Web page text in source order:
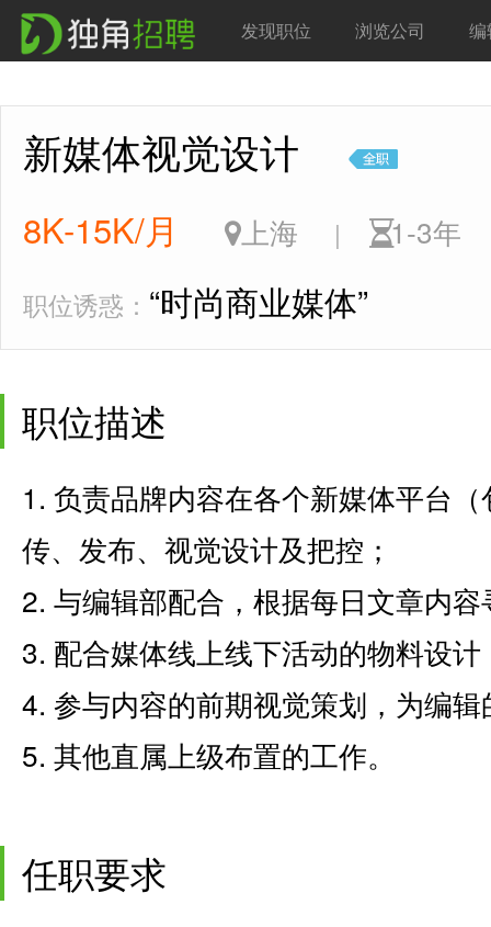
发现职位 浏览公司 编
新媒体视觉设计
8K-15K/月 上海 | 1-3
职位诱惑： “时尚商业媒体”
职位描述
1. 负责品牌内容在各个新媒体平台
传、发布、视觉设计及把控；
2. 与编辑部配合，根据每日文章内
3. 配合媒体线上线下活动的物料设计
4. 参与内容的前期视觉策划，为编
5. 其他直属上级布置的工作。
任职要求